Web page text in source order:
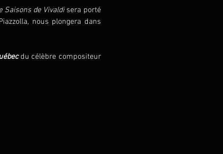
Saisons de Vivaldi sera porté
nous plongera dans
du célèbre compositeur